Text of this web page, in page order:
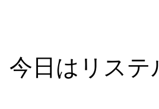
今日はリステ